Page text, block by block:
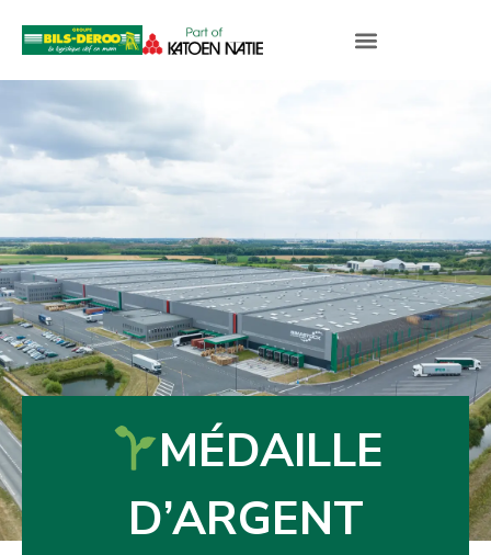
MÉDAILLE
D’ARGENT